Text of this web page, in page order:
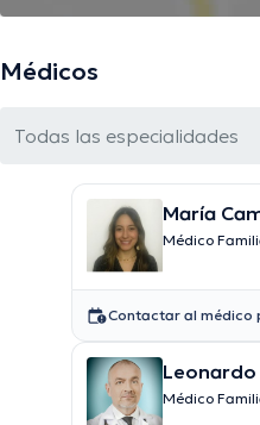
Médicos
Todas las especialidades
María
Martínez
Médico
Contactar al médico
Ospina
Médico